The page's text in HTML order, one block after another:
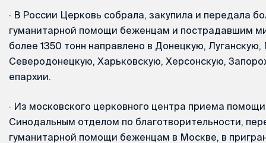
· В России Церковь собрала, закупила и передала
гуманитарной помощи беженцам и пострадавшим
более 1350 тонн направлено в Донецкую, Луганскую,
Северодонецкую, Харьковскую, Херсонскую,
епархии.
· Из московского церковного центра приема
Синодальным отделом по благотворительности,
гуманитарной помощи беженцам в Москве, в